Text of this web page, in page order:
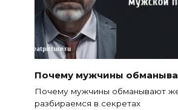
Почему мужчины
Почему мужчины обманывают
разбираемся в секретах